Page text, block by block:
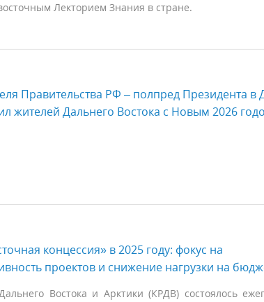
Лекторием Знания в стране.
Правительства РФ – полпред Президента
жителей Дальнего Востока с Новым 2026
концессия» в 2025 году: фокус на
проектов и снижение нагрузки на
Востока и Арктики (КРДВ) состоялось